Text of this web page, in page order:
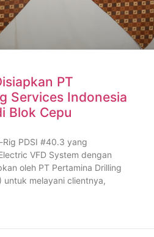
PT
Services Indonesia
Blok Cepu
PDSI #40.3 yang
VFD System dengan
oleh PT Pertamina Drilling
untuk melayani clientnya,